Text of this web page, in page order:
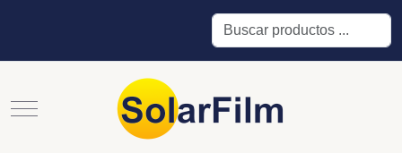
Buscar
Mobile Menu Toggle